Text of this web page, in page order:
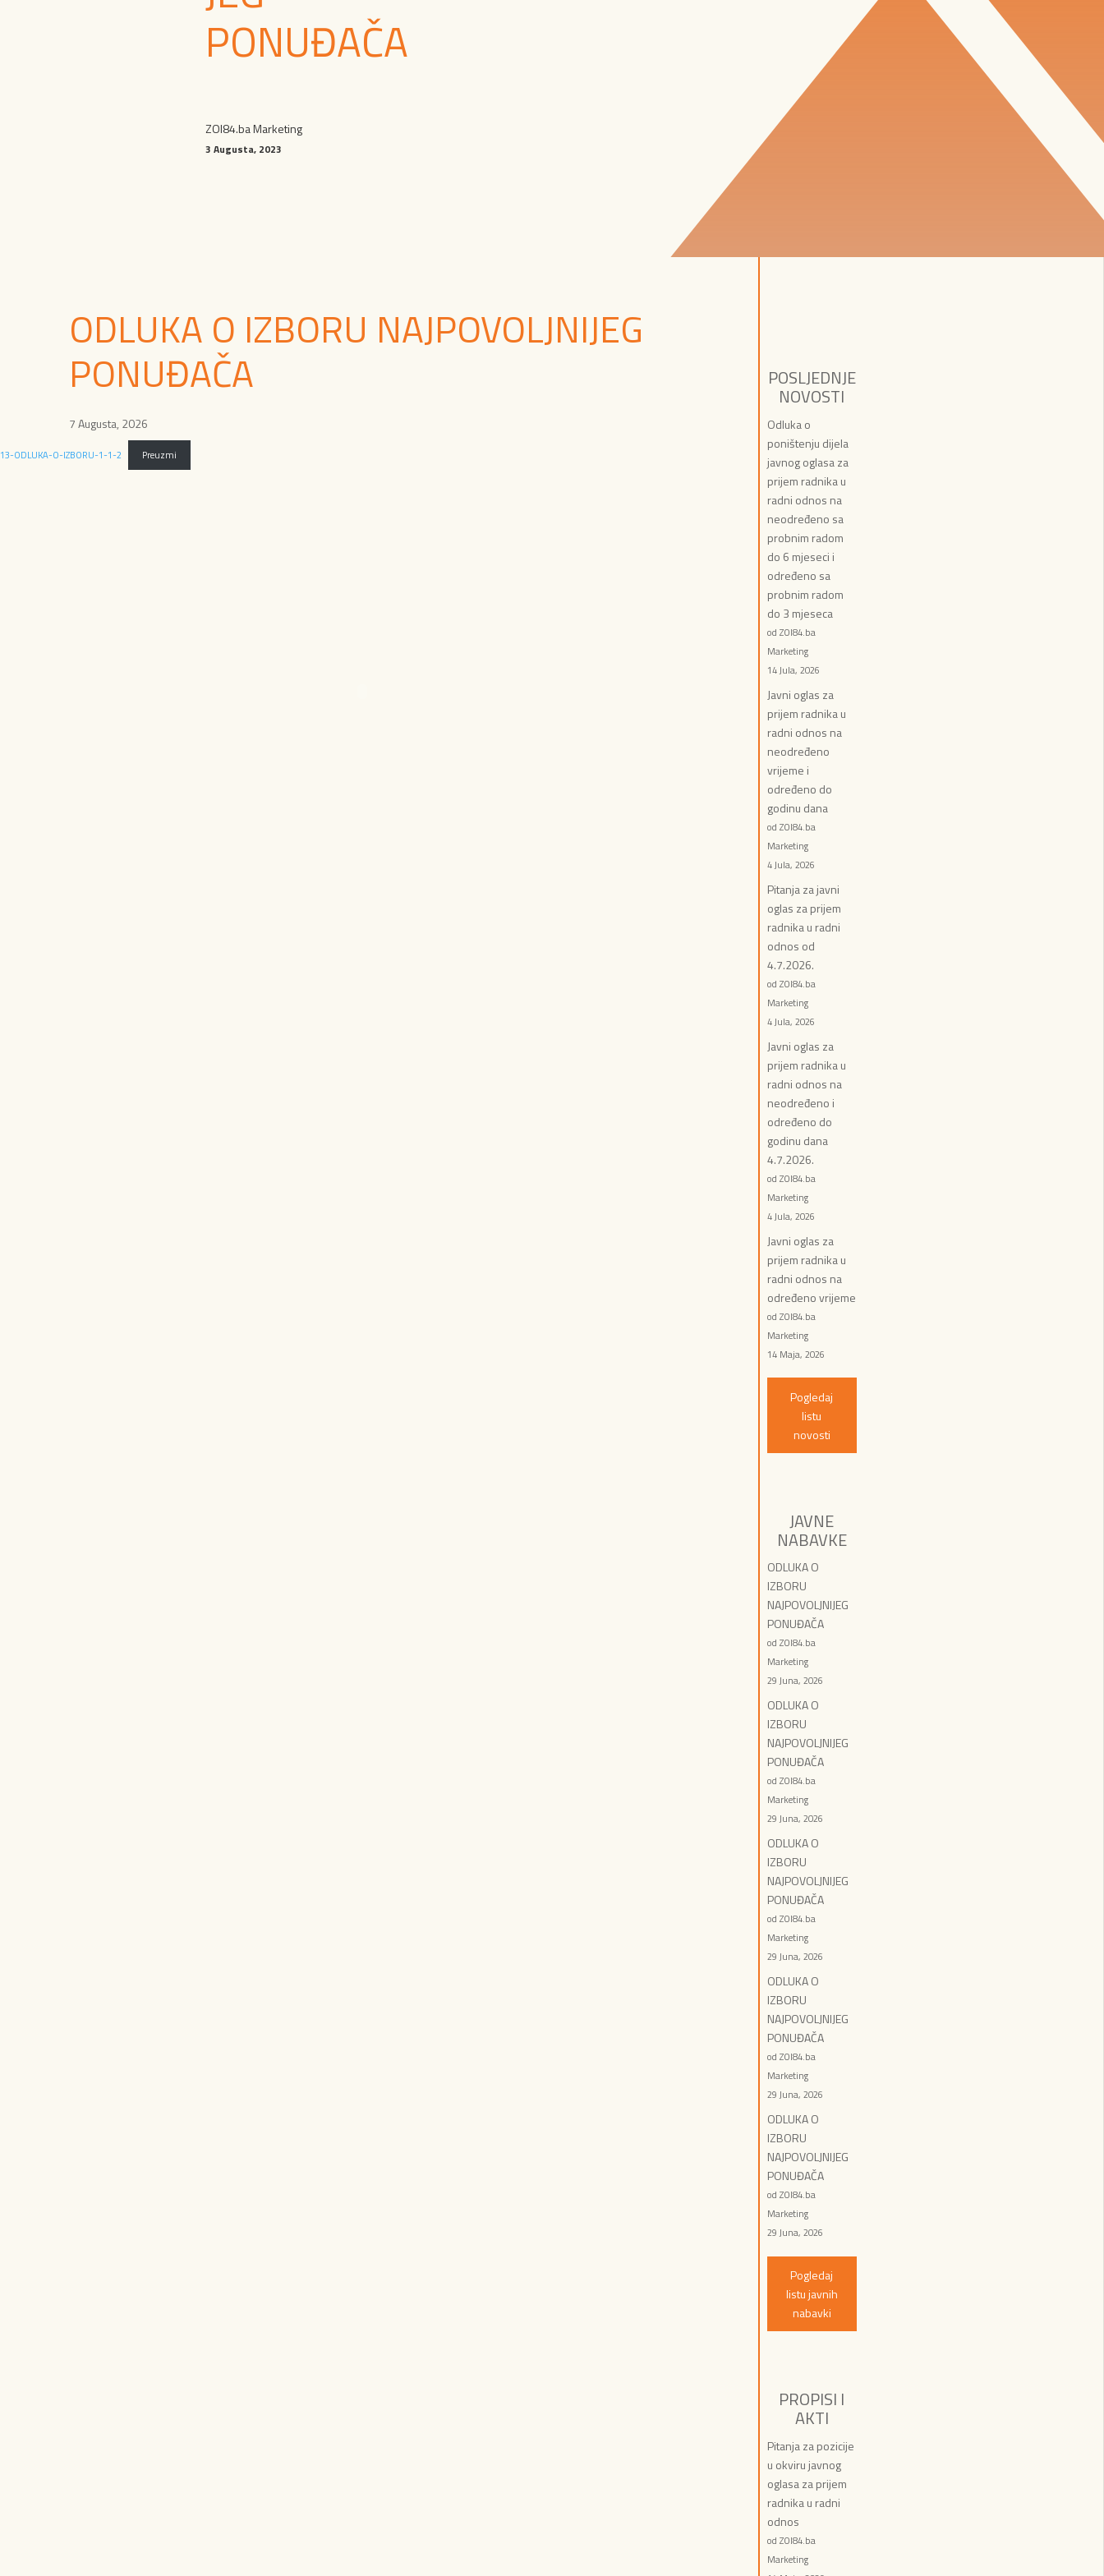
PONUĐAČA
ZOI84.ba Marketing
3 Augusta, 2023
ODLUKA O IZBORU NAJPOVOLJNIJEG
PONUĐAČA
7 Augusta, 2026
13-ODLUKA-O-IZBORU-1-1-2 Preuzmi
POSLJEDNJE
NOVOSTI
Odluka o
poništenju dijela
javnog oglasa za
prijem radnika u
radni odnos na
neodređeno sa
probnim radom
do 6 mjeseci i
određeno sa
probnim radom
do 3 mjeseca
od ZOI84.ba
Marketing
14 Jula, 2026
Javni oglas za
prijem radnika u
radni odnos na
neodređeno
vrijeme i
određeno do
godinu dana
od ZOI84.ba
Marketing
4 Jula, 2026
Pitanja za javni
oglas za prijem
radnika u radni
odnos od
4.7.2026.
od ZOI84.ba
Marketing
4 Jula, 2026
Javni oglas za
prijem radnika u
radni odnos na
neodređeno i
određeno do
godinu dana
4.7.2026.
od ZOI84.ba
Marketing
4 Jula, 2026
Javni oglas za
prijem radnika u
radni odnos na
određeno vrijeme
od ZOI84.ba
Marketing
14 Maja, 2026
Pogledaj
listu
novosti
JAVNE
NABAVKE
ODLUKA O
IZBORU
NAJPOVOLJNIJEG
PONUĐAČA
od ZOI84.ba
Marketing
29 Juna, 2026
ODLUKA O
IZBORU
NAJPOVOLJNIJEG
PONUĐAČA
od ZOI84.ba
Marketing
29 Juna, 2026
ODLUKA O
IZBORU
NAJPOVOLJNIJEG
PONUĐAČA
od ZOI84.ba
Marketing
29 Juna, 2026
ODLUKA O
IZBORU
NAJPOVOLJNIJEG
PONUĐAČA
od ZOI84.ba
Marketing
29 Juna, 2026
ODLUKA O
IZBORU
NAJPOVOLJNIJEG
PONUĐAČA
od ZOI84.ba
Marketing
29 Juna, 2026
Pogledaj
listu javnih
nabavki
PROPISI I
AKTI
Pitanja za pozicije
u okviru javnog
oglasa za prijem
radnika u radni
odnos
od ZOI84.ba
Marketing